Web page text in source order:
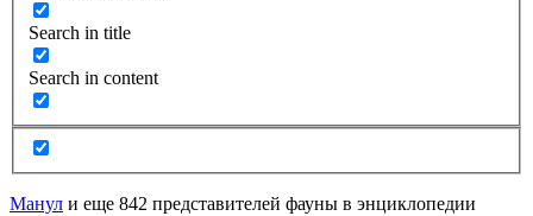
Search in title
Search in content
Манул и еще 842 представителей фауны в энциклопедии